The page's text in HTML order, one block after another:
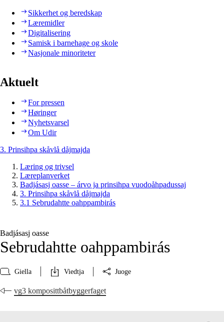
Sikkerhet og beredskap
Læremidler
Digitalisering
Samisk i barnehage og skole
Nasjonale minoriteter
Aktuelt
For pressen
Høringer
Nyhetsvarsel
Om Udir
3. Prinsihpa skåvlå dåjmajda
Læring og trivsel
Læreplanverket
Badjásasj oasse – árvo ja prinsihpa vuodoåhpadussaj
3. Prinsihpa skåvlå dåjmajda
3.1 Sebrudahtte oahppambirás
Badjásasj oasse
Sebrudahtte oahppambirás
Giella Viedtja Juoge
vg3 komposittbåtbyggerfaget